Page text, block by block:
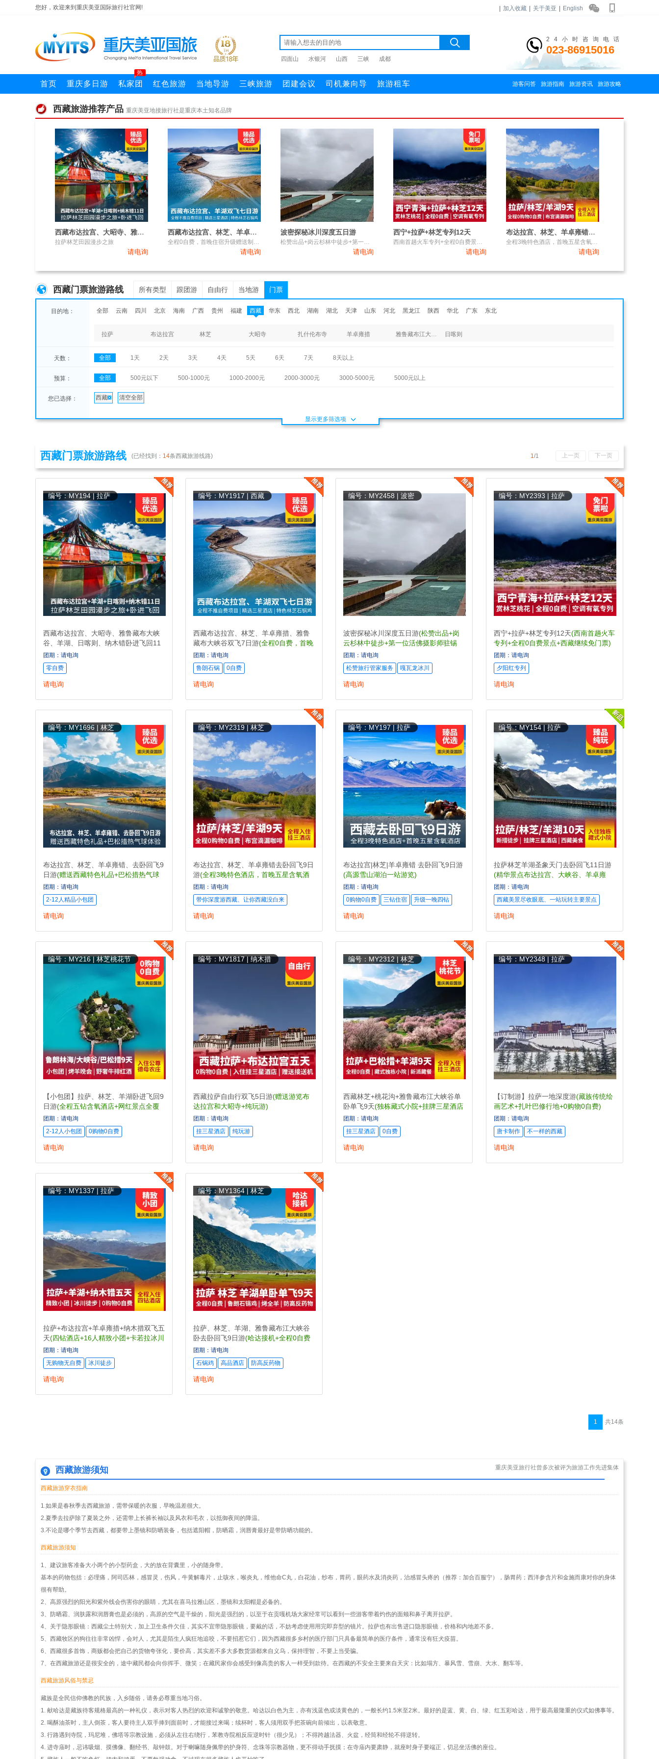
您好，欢迎来到重庆美亚国际旅行社官网! 加入收藏 关于美亚 English
四面山 水银河 山西 三峡 成都
24小时咨询电话
023-86915016
首页 重庆多日游 私家团
热
红色旅游 当地导游 三峡旅游 团建会议 司机兼向导 旅游租车 游客问答 旅游指南 旅游资讯 旅游攻略
西藏旅游推荐产品 重庆美亚地接旅行社是重庆本土知名品牌
西藏布达拉宫、大昭寺、雅鲁藏布大峡谷、羊湖、日喀则、纳木错卧进飞回11日游
拉萨林芝田园漫步之旅
请电询
西藏布达拉宫、林芝、羊卓雍措、雅鲁藏布大峡谷双飞7日游
全程0自费，首晚住宿升级赠送制氧机或供氧房
请电询
波密探秘冰川深度五日游
松赞出品+岗云杉林中徒步+第一位活佛摄影师驻锡地
请电询
西宁+拉萨+林芝专列12天
西南首趟火车专列+全程0自费景点+西藏继续免门票
请电询
布达拉宫、林芝、羊卓雍错去卧回飞9日游
全程3晚特色酒店，首晚五星含氧酒店
请电询
西藏门票旅游路线 所有类型 跟团游 自由行 当地游 门票
目的地： 全部 云南 四川 北京 海南 广西 贵州 福建 西藏 华东 西北 湖南 湖北 天津 山东 河北 黑龙江 陕西 华北 广东 东北
拉萨 布达拉宫 林芝 大昭寺 扎什伦布寺 羊卓雍措 雅鲁藏布江大峡谷 日喀则
天数： 全部 1天 2天 3天 4天 5天 6天 7天 8天以上
预算： 全部 500元以下 500-1000元 1000-2000元 2000-3000元 3000-5000元 5000元以上
您已选择： 西藏 清空全部
显示更多筛选项
西藏门票旅游路线 (已经找到： 14条西藏旅游线路) 下一页
1/1 上一页
编号：MY194 | 拉萨
西藏布达拉宫、大昭寺、雅鲁藏布大峡
谷、羊湖、日喀则、纳木错卧进飞回11
日游 (拉萨林芝田园漫步之旅)
团期：请电询
零自费
请电询
编号：MY1917 | 西藏
西藏布达拉宫、林芝、羊卓雍措、雅鲁
藏布大峡谷双飞7日游(全程0自费，首晚
住宿升级赠送制氧机或供氧房)
团期：请电询
鲁朗石锅
0自费
请电询
编号：MY2458 | 波密
波密探秘冰川深度五日游(松赞出品+岗
云杉林中徒步+第一位活佛摄影师驻锡
地)
团期：请电询
松赞旅行管家服务
嘎瓦龙冰川
请电询
编号：MY2393 | 拉萨
西宁+拉萨+林芝专列12天(西南首趟火车
专列+全程0自费景点+西藏继续免门票)
团期：请电询
夕阳红专列
请电询
编号：MY1696 | 林芝
布达拉宫、林芝、羊卓雍错、去卧回飞9
日游(赠送西藏特色礼品+巴松措热气球
体验)
团期：请电询
2-12人精品小包团
请电询
编号：MY2319 | 林芝
布达拉宫、林芝、羊卓雍错去卧回飞9日
游(全程3晚特色酒店，首晚五星含氧酒
店)
团期：请电询
带你深度游西藏、让你西藏没白来
请电询
编号：MY197 | 拉萨
布达拉宫|林芝|羊卓雍错 去卧回飞9日游
(高源雪山湖泊一站游览)
团期：请电询
0购物0自费
三钻住宿 升级一晚四钻
请电询
编号：MY154 | 拉萨
拉萨林芝羊湖圣象天门去卧回飞11日游
(精华景点布达拉宫、大峡谷、羊卓雍
措、圣象天门)
团期：请电询
西藏美景尽收眼底、一站玩转主要景点
请电询
编号：MY216 | 林芝桃花节
【小包团】拉萨、林芝、羊湖卧进飞回9
日游(全程五钻含氧酒店+网红景点全覆
盖+尊享美食)
团期：请电询
2-12人小包团
0购物0自费
请电询
编号：MY1817 | 纳木措
西藏拉萨自由行双飞5日游(赠送游览布
达拉宫和大昭寺+纯玩游)
团期：请电询
挂三星酒店
纯玩游
请电询
编号：MY2312 | 林芝
西藏林芝+桃花沟+雅鲁藏布江大峡谷单
卧单飞9天(独栋藏式小院+挂牌三星酒店
+高原篝火晚会)
团期：请电询
挂三星酒店
0自费
请电询
编号：MY2348 | 拉萨
【订制游】拉萨一地深度游(藏族传统绘
画艺术+扎叶巴修行地+0购物0自费)
团期：请电询
唐卡制作
不一样的西藏
请电询
编号：MY1337 | 拉萨
拉萨+布达拉宫+羊卓雍措+纳木措双飞五
天(四钻酒店+16人精致小团+卡若拉冰川
徒步)
团期：请电询
无购物无自费
冰川徒步
请电询
编号：MY1364 | 林芝
拉萨、林芝、羊湖、雅鲁藏布江大峡谷
卧去卧回飞9日游(哈达接机+全程0自费
+赠送烤全羊)
团期：请电询
石锅鸡
高品酒店 防高反药物
请电询
共14条
1
重庆美亚旅行社曾多次被评为旅游工作先进集体
西藏旅游须知
西藏旅游穿衣指南
1.如果是春秋季去西藏旅游，需带保暖的衣服，早晚温差很大。
2.夏季去拉萨除了夏装之外，还需带上长裤长袖以及风衣和毛衣，以抵御夜间的降温。
3.不论是哪个季节去西藏，都要带上墨镜和防晒装备，包括遮阳帽，防晒霜，润唇膏最好是带防晒功能的。
西藏旅游须知
1、建议旅客准备大小两个的小型药盒，大的放在背囊里，小的随身带。
基本的药物包括：必理痛，阿司匹林，感冒灵，伤风，牛黄解毒片，止咳水，喉炎丸，维他命C丸，白花油，纱布，胃药，眼药水及消炎药，治感冒头疼的（推荐：加合百服宁），肠胃药；西洋参含片和金施而康对你的身体
很有帮助。
2、高原强烈的阳光和紫外线会伤害你的眼睛，尤其在喜马拉雅山区，墨镜和太阳帽是必备的。
3、防晒霜、润肤露和润唇膏也是必须的，高原的空气是干燥的，阳光是强烈的，以至于在贡嘎机场大家经常可以看到一些游客带着灼伤的面颊和鼻子离开拉萨。
4、关于隐形眼镜：西藏尘土特别大，加上卫生条件欠佳，其实不宜带隐形眼镜，要戴的话，不妨考虑使用用完即弃型的镜片。拉萨也有出售进口隐形眼镜，价格和内地差不多。
5、西藏牧区的狗往往非常凶悍，会对人，尤其是陌生人疯狂地追咬，不要招惹它们，因为西藏很多乡村的医疗部门只具备最简单的医疗条件，通常没有狂犬疫苗。
6、西藏很多首饰，商贩都会把自己的货物夸张化，要价高，其实差不多大多数货源都来自义乌，保持理智，不要上当受骗。
7、在西藏旅游还是很安全的，途中藏民都会向你挥手、微笑；在藏民家你会感受到像高贵的客人一样受到款待。在西藏的不安全主要来自天灾：比如塌方、暴风雪、雪崩、大水、翻车等。
西藏旅游风俗与禁忌
藏族是全民信仰佛教的民族，入乡随俗，请务必尊重当地习俗。
1. 献哈达是藏族待客规格最高的一种礼仪，表示对客人热烈的欢迎和诚挚的敬意。哈达以白色为主，亦有浅蓝色或淡黄色的，一般长约1.5米至2米。最好的是蓝、黄、白、绿、红五彩哈达，用于最高最隆重的仪式如佛事等。
2. 喝酥油茶时，主人倒茶，客人要待主人双手捧到面前时，才能接过来喝；续杯时，客人须用双手把茶碗向前倾出，以表敬意。
3. 行路遇到寺院，玛尼堆，佛塔等宗教设施，必须从左往右绕行，苯教寺院相反应逆时针（很少见）；不得跨越法器、火盆，经筒和经轮不得逆转。
4. 进寺庙时，忌讳吸烟、摸佛像、翻经书、敲钟鼓。对于喇嘛随身佩带的护身符、念珠等宗教器物，更不得动手抚摸；在寺庙内要肃静，就座时身子要端正，切忌坐活佛的座位。